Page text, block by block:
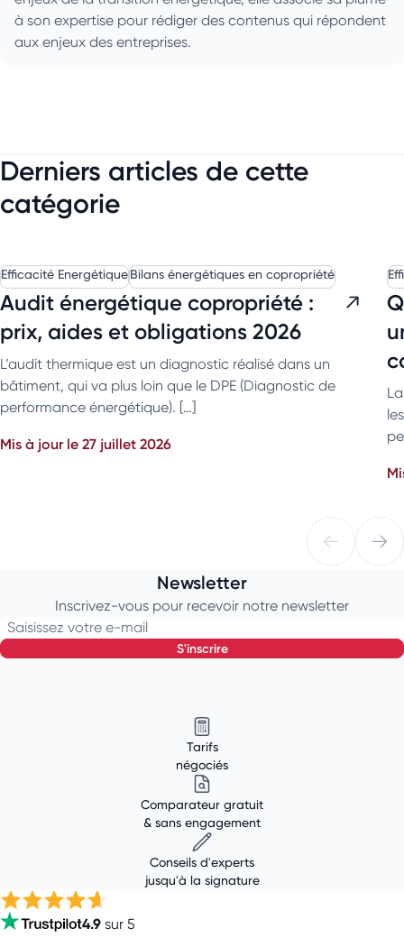
à son expertise pour rédiger des contenus qui répondent
aux enjeux des entreprises.
Derniers articles de cette
catégorie
Efficacité EnergétiqueBilans énergétiques en copropriété
Audit énergétique copropriété :
prix, aides et obligations 2026
L’audit thermique est un diagnostic réalisé dans un
bâtiment, qui va plus loin que le DPE (Diagnostic de
performance énergétique). […]
Mis à jour le 27 juillet 2026
Newsletter
Inscrivez-vous pour recevoir notre newsletter
Saisissez votre e-mail
s'inscrire
Tarifs
négociés
Comparateur gratuit
& sans engagement
Conseils d'experts
jusqu'à la signature
4.9 sur 5